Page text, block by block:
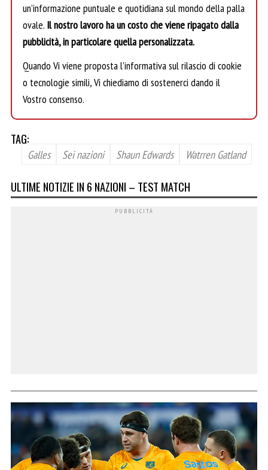
un’informazione puntuale e quotidiana sul mondo della palla
ovale. Il nostro lavoro ha un costo che viene ripagato dalla
pubblicità, in particolare quella personalizzata.
Quando Vi viene proposta l’informativa sul rilascio di cookie
o tecnologie simili, Vi chiediamo di sostenerci dando il
Vostro consenso.
TAG:
Galles Sei nazioni Shaun Edwards Watrren Gatland
ULTIME NOTIZIE IN 6 NAZIONI – TEST MATCH